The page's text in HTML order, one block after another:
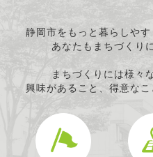
静岡市をもっと暮らしや
あなたもまちづくり
まちづくりには様々
興味があること、得意なこ